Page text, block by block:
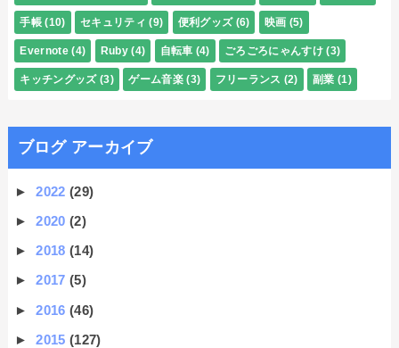
手帳 (10) セキュリティ (9) 便利グッズ (6) 映画 (5)
Evernote (4) Ruby (4) 自転車 (4) ごろごろにゃんすけ (3)
キッチングッズ (3) ゲーム音楽 (3) フリーランス (2) 副業 (1)
ブログ アーカイブ
►2022(29)
►2020(2)
►2018(14)
►2017(5)
►2016(46)
►2015(127)